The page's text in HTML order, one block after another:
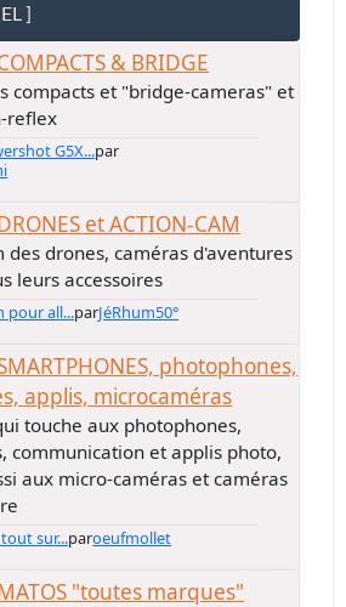
]
& BRIDGE
compacts et "bridge-cameras" et
reflex
G5X...par
et ACTION-CAM
des drones, caméras d'aventures
leurs accessoires
pour all...parJéRhum50°
photophones,
applis, microcaméras
touche aux photophones,
communication et applis photo,
aux micro-caméras et caméras
sur...paroeufmollet
"toutes marques"